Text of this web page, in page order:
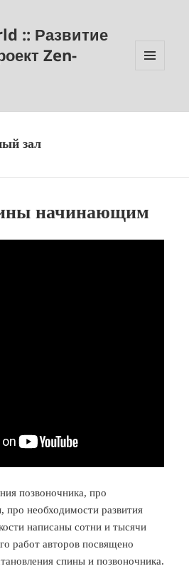
:: Развитие
Zen-
зал
начинающим
позвоночника, про
про необходимости развития
написаны сотни и тысячи
работ авторов посвящено
спины и позвоночника.